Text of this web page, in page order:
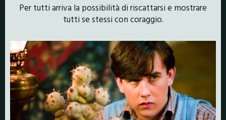
Per tutti arriva la possibilità di riscattarsi e mostrare
tutti se stessi con coraggio.